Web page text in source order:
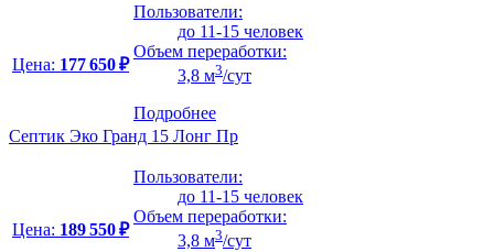
Цена: 177 650 ₽
Пользователи:
до 11-15 человек
Объем переработки:
3,8 м3/сут
Подробнее
Септик Эко Гранд 15 Лонг Пр
Цена: 189 550 ₽
Пользователи:
до 11-15 человек
Объем переработки:
3,8 м3/сут